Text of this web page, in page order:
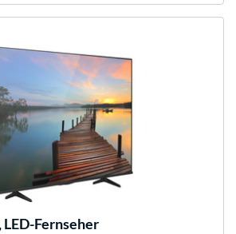
LED-Fernseher